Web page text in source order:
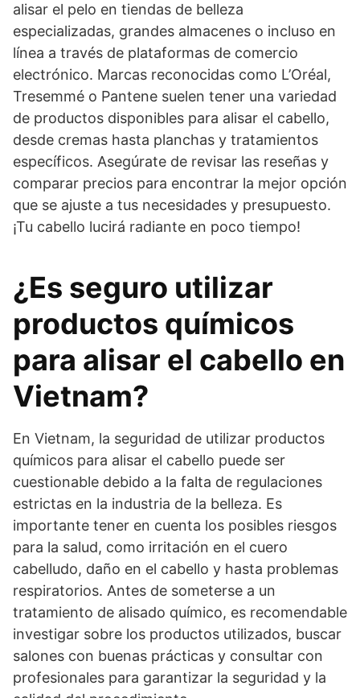
alisar el pelo en tiendas de belleza
especializadas, grandes almacenes o incluso en
línea a través de plataformas de comercio
electrónico. Marcas reconocidas como L’Oréal,
Tresemmé o Pantene suelen tener una variedad
de productos disponibles para alisar el cabello,
desde cremas hasta planchas y tratamientos
específicos. Asegúrate de revisar las reseñas y
comparar precios para encontrar la mejor opción
que se ajuste a tus necesidades y presupuesto.
¡Tu cabello lucirá radiante en poco tiempo!
¿Es seguro utilizar
productos químicos
para alisar el cabello en
Vietnam?
En Vietnam, la seguridad de utilizar productos
químicos para alisar el cabello puede ser
cuestionable debido a la falta de regulaciones
estrictas en la industria de la belleza. Es
importante tener en cuenta los posibles riesgos
para la salud, como irritación en el cuero
cabelludo, daño en el cabello y hasta problemas
respiratorios. Antes de someterse a un
tratamiento de alisado químico, es recomendable
investigar sobre los productos utilizados, buscar
salones con buenas prácticas y consultar con
profesionales para garantizar la seguridad y la